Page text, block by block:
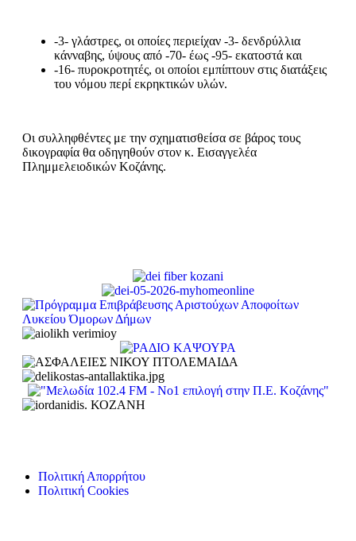
-3- γλάστρες, οι οποίες περιείχαν -3- δενδρύλλια
κάνναβης, ύψους από -70- έως -95- εκατοστά και
-16- πυροκροτητές, οι οποίοι εμπίπτουν στις διατάξεις
του νόμου περί εκρηκτικών υλών.
Οι συλληφθέντες με την σχηματισθείσα σε βάρος τους
δικογραφία θα οδηγηθούν στον κ. Εισαγγελέα
Πλημμελειοδικών Κοζάνης.
Πολιτική Απορρήτου
Πολιτική Cookies